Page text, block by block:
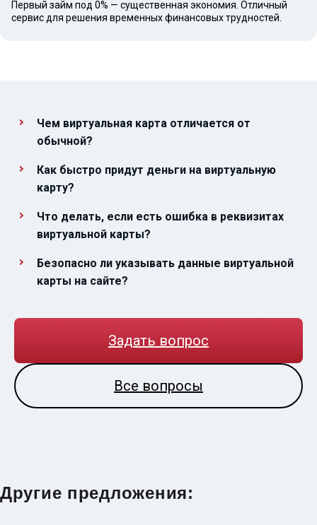
Первый займ под 0% — существенная экономия. Отличный
сервис для решения временных финансовых трудностей.
Чем виртуальная карта отличается от
обычной?
Как быстро придут деньги на виртуальную
карту?
Что делать, если есть ошибка в реквизитах
виртуальной карты?
Безопасно ли указывать данные виртуальной
карты на сайте?
Задать вопрос
Все вопросы
Другие предложения: